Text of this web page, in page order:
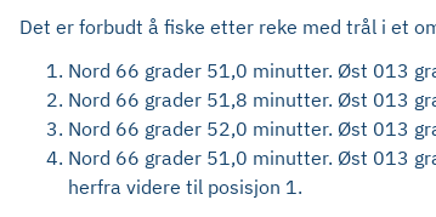
Det er forbudt å fiske etter reke med trål i et
Nord 66 grader 51,0 minutter. Øst 013
Nord 66 grader 51,8 minutter. Øst 013
Nord 66 grader 52,0 minutter. Øst 013
Nord 66 grader 51,0 minutter. Øst 013
herfra videre til posisjon 1.